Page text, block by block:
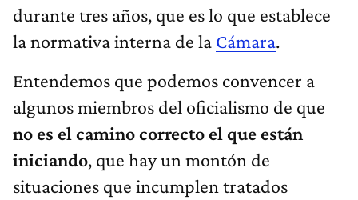
durante tres años, que es lo que establece
la normativa interna de la Cámara.
Entendemos que podemos convencer a
algunos miembros del oficialismo de que
no es el camino correcto el que están
iniciando, que hay un montón de
situaciones que incumplen tratados